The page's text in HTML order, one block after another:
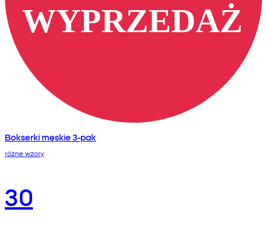
Bokserki męskie 3-pak
różne wzory
30